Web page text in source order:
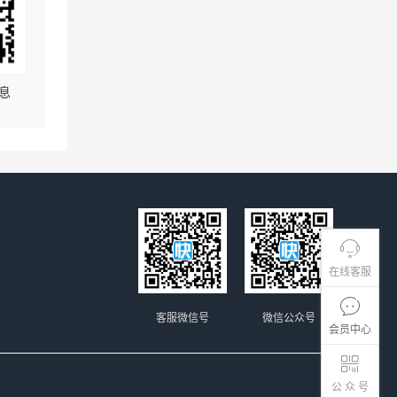
在线客服
会员中心
公 众 号
微信公众号
客服微信号